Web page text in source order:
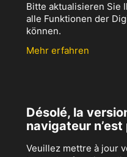
Bitte aktualisieren Sie
alle Funktionen der
können.
Mehr erfahren
Désolé, la
navigateur n’est
Veuillez mettre à jour